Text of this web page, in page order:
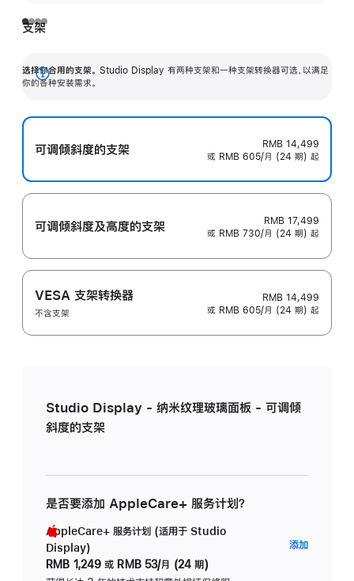
支架
选择你合用的支架。 Studio Display 有两种支架和一种支架转换器可选，以满足
你的各种安装需求。
展
可调倾斜度的支架
RMB 14,499
或 RMB 605/月 (24 期) 起
可调倾斜度及高‍度的支‍架
RMB 17,499
或 RMB 730/月 (24 期) 起
VESA 支架转换器
不含支架
RMB 14,499
或 RMB 605/月 (24 期) 起
Studio Display - 纳米纹理玻璃面板 - 可调倾
斜度的支架
是否要添加 AppleCare+ 服务计划？
AppleCare+ 服务计划 (适用于 Studio
Display)
RMB 1,249 或 RMB 53/月 (24 期)
添加